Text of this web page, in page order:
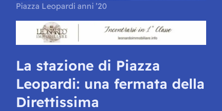
Piazza Leopardi anni ’20
La stazione di Piazza
Leopardi: una fermata della
Direttissima